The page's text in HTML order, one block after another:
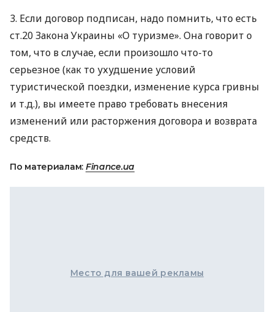
3. Если договор подписан, надо помнить, что есть
ст.20 Закона Украины «О туризме». Она говорит о
том, что в случае, если произошло что-то
серьезное (как то ухудшение условий
туристической поездки, изменение курса гривны
и т.д.), вы имеете право требовать внесения
изменений или расторжения договора и возврата
средств.
По материалам: Finance.ua
Место для вашей рекламы